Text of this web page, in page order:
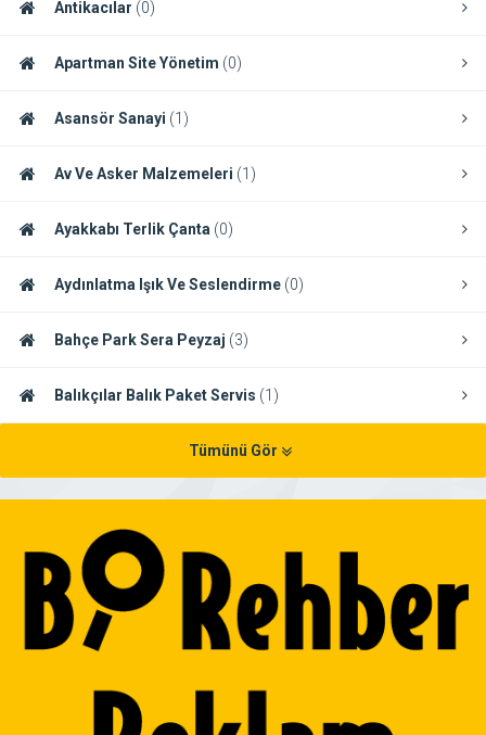
Antikacılar (0)
Apartman Site Yönetim (0)
Asansör Sanayi (1)
Av Ve Asker Malzemeleri (1)
Ayakkabı Terlik Çanta (0)
Aydınlatma Işık Ve Seslendirme (0)
Bahçe Park Sera Peyzaj (3)
Balıkçılar Balık Paket Servis (1)
Tümünü Gör